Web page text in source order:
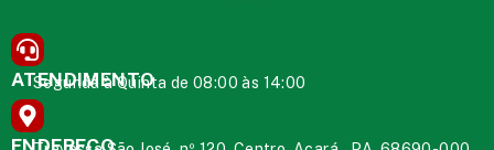
ATENDIMENTO
Segunda à Quinta de 08:00 às 14:00
ENDEREÇO